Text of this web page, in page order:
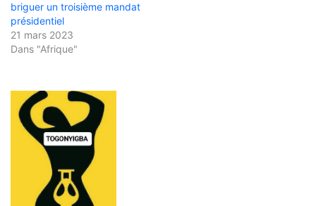
briguer un troisième mandat
présidentiel
21 mars 2023
Dans "Afrique"